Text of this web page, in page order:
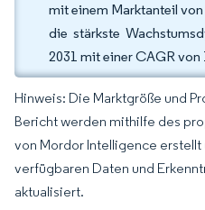
mit einem Marktanteil
die stärkste
2031 mit einer CAGR von
Hinweis: Die Marktgröße und
Bericht werden mithilfe des
von Mordor Intelligence
verfügbaren Daten und
aktualisiert.